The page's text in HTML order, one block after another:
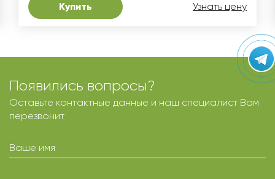
Купить Узнать цену
Появились вопросы?
Оставьте контактные данные и наш специалист Вам
перезвонит
Ваше имя